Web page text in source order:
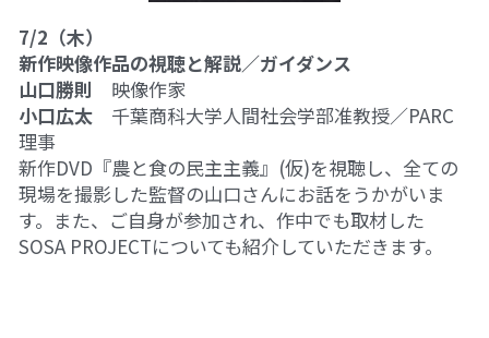
7/2（木）
新作映像作品の視聴と解説／ガイダンス
山口勝則 映像作家
小口広太 千葉商科大学人間社会学部准教授／PARC
理事
新作DVD『農と食の民主主義』(仮)を視聴し、全ての
現場を撮影した監督の山口さんにお話をうかがいま
す。また、ご自身が参加され、作中でも取材した
SOSA PROJECTについても紹介していただきます。
09世界ニュース
09世界ニュース
08ルイースの英会話
07英文精読
06それぞれのアイヌ語を受け継ぐ